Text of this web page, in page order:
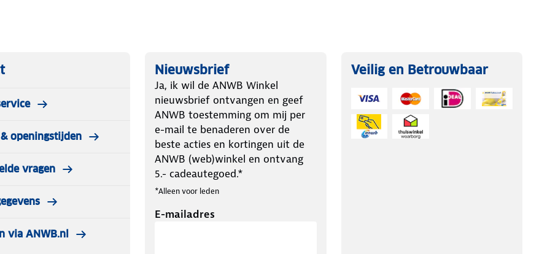
eerst voor een Starter kit!
kan) + 2,4 meter aan lampjes.
lichtslinger met 20 lampjes.
Dit is dus een verlengstuk
openingstijden
vragen
via ANWB.nl
Nieuwsbrief
Ja, ik wil de ANWB Winkel
nieuwsbrief ontvangen en geef
ANWB toestemming om mij per
e-mail te benaderen over de
beste acties en kortingen uit de
ANWB (web)winkel en ontvang
5.- cadeautegoed.*
*Alleen voor leden
E-mailadres
Veilig en Betrouwbaar